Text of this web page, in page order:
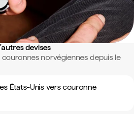
devises
couronnes norvégiennes depuis le
États-Unis vers couronne